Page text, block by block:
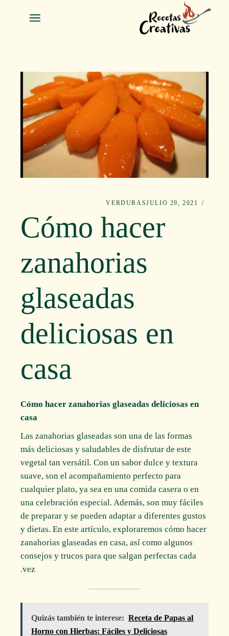
contenido
JULIO 29, 2021
VERDURAS
Cómo hacer
zanahorias
glaseadas
deliciosas en
casa
Cómo hacer zanahorias glaseadas deliciosas en
casa
Las zanahorias glaseadas son una de las formas
más deliciosas y saludables de disfrutar de este
vegetal tan versátil. Con un sabor dulce y textura
suave, son el acompañamiento perfecto para
cualquier plato, ya sea en una comida casera o en
una celebración especial. Además, son muy fáciles
de preparar y se pueden adaptar a diferentes gustos
y dietas. En este artículo, exploraremos cómo hacer
zanahorias glaseadas en casa, así como algunos
consejos y trucos para que salgan perfectas cada
vez.
Quizás también te interese: Receta de Papas al
Horno con Hierbas: Fáciles y Deliciosas